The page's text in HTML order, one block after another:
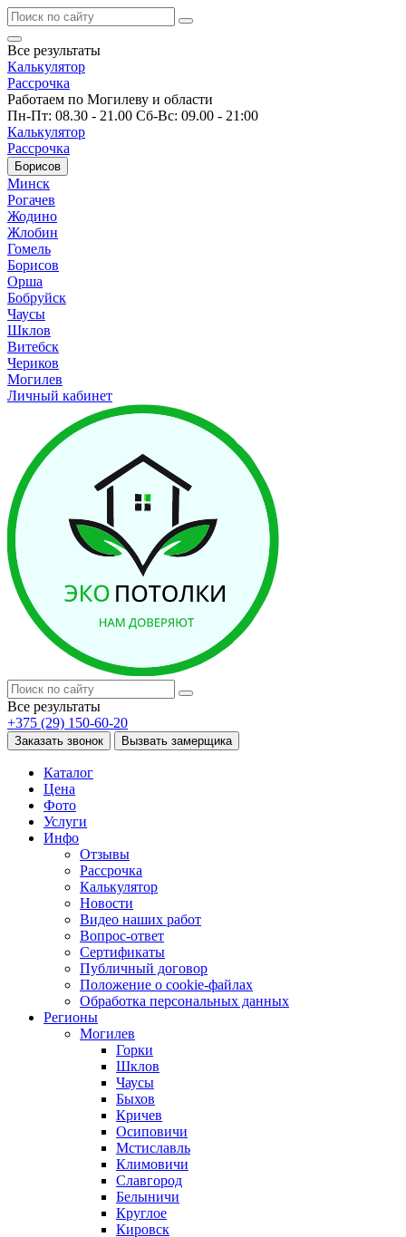
Все результаты
Калькулятор
Рассрочка
Работаем по Могилеву и области
Пн-Пт: 08.30 - 21.00 Сб-Вс: 09.00 - 21:00
Калькулятор
Рассрочка
Борисов
Минск
Рогачев
Жодино
Жлобин
Гомель
Борисов
Орша
Бобруйск
Чаусы
Шклов
Витебск
Чериков
Могилев
Личный кабинет
Все результаты
+375 (29) 150-60-20
Заказать звонок Вызвать замерщика
Каталог
Цена
Фото
Услуги
Инфо
Отзывы
Рассрочка
Калькулятор
Новости
Видео наших работ
Вопрос-ответ
Сертификаты
Публичный договор
Положение о cookie-файлах
Обработка персональных данных
Регионы
Могилев
Горки
Шклов
Чаусы
Быхов
Кричев
Осиповичи
Мстиславль
Климовичи
Славгород
Белыничи
Круглое
Кировск